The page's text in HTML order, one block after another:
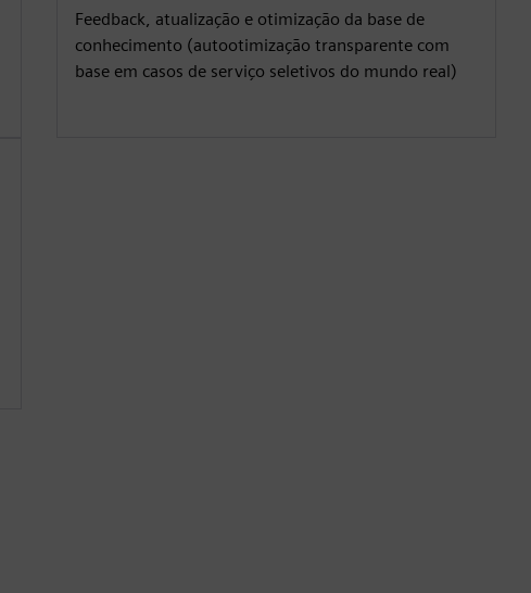
Feedback, atualização e otimização da base de
conhecimento (autootimização transparente com
base em casos de serviço seletivos do mundo real)